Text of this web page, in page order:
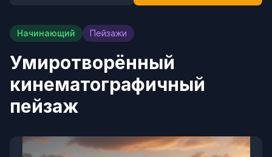
Начинающий Пейзажи
Умиротворённый
кинематографичный
пейзаж